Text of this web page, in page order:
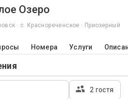
Озеро
· с. Краснореченское · Приозерный
Номера Услуги
2 гостя